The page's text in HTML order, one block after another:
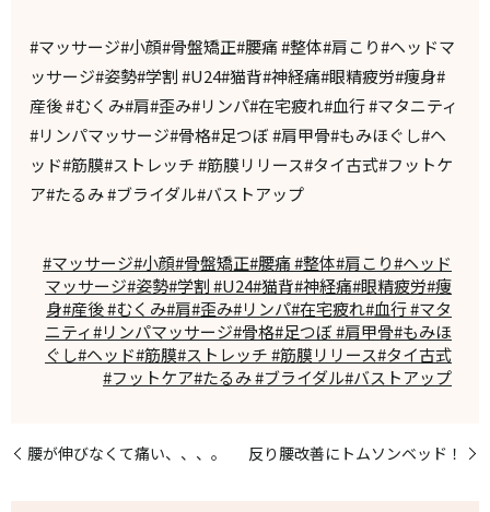
#マッサージ#小顔#骨盤矯正#腰痛 #整体#肩こり#ヘッドマ
ッサージ#姿勢#学割 #U24#猫背#神経痛#眼精疲労#痩身#
産後 #むくみ#肩#歪み#リンパ#在宅疲れ#血行 #マタニティ
#リンパマッサージ#骨格#足つぼ #肩甲骨#もみほぐし#ヘ
ッド#筋膜#ストレッチ #筋膜リリース#タイ古式#フットケ
ア#たるみ #ブライダル#バストアップ
#マッサージ#小顔#骨盤矯正#腰痛 #整体#肩こり#ヘッド
マッサージ#姿勢#学割 #U24#猫背#神経痛#眼精疲労#痩
身#産後 #むくみ#肩#歪み#リンパ#在宅疲れ#血行 #マタ
ニティ#リンパマッサージ#骨格#足つぼ #肩甲骨#もみほ
ぐし#ヘッド#筋膜#ストレッチ #筋膜リリース#タイ古式
#フットケア#たるみ #ブライダル#バストアップ
腰が伸びなくて痛い、、、。 反り腰改善にトムソンベッド！